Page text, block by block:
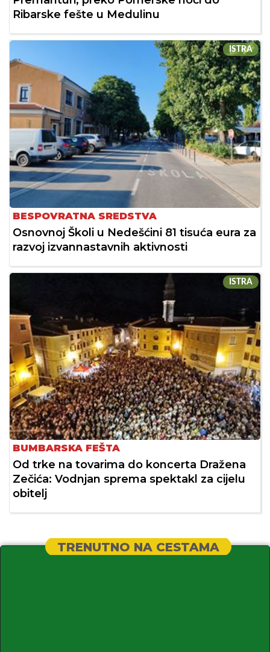
Ribarske fešte u Medulinu
ISTRA
BESPOVRATNA SREDSTVA
Osnovnoj Školi u Nedešćini 81 tisuća eura za
razvoj izvannastavnih aktivnosti
ISTRA
BUMBARSKA FEŠTA
Od trke na tovarima do koncerta Dražena
Zečića: Vodnjan sprema spektakl za cijelu
obitelj
TRENUTNO NA CESTAMA